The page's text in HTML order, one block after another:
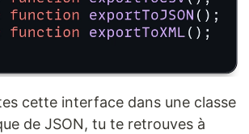
cette interface dans une classe
de JSON, tu te retrouves à